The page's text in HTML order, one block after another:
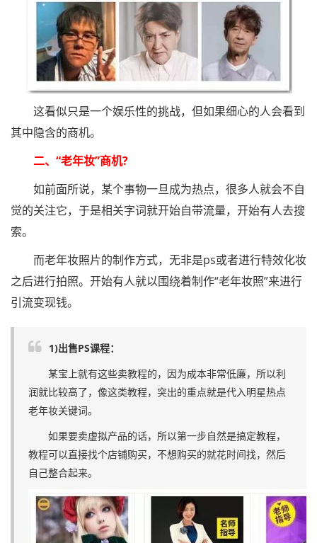
这看似只是一个娱乐性的挑战，但如果细心的人会看到
其中隐含的商机。
二、“老年妆”商机?
如前面所说，某个事物一旦成为热点，很多人就会不自
觉的关注它，于是相关字词就开始自带流量，开始有人去搜
索。
而老年妆照片的制作方式，无非是ps或者进行特效化妆
之后进行拍照。开始有人就以围绕着制作“老年妆照”来进行
引流变现钱。
1)出售PS课程：
某宝上就有这些卖教程的，因为成本非常低廉，所以利
润就比较高了，像这类教程，突出的重点就是代入明星热点
老年妆关键词。
如果要卖虚拟产品的话，所以第一步自然是搞定教程，
教程可以直接找个店铺购买，不想购买的就花时间找，然后
自己整合起来。